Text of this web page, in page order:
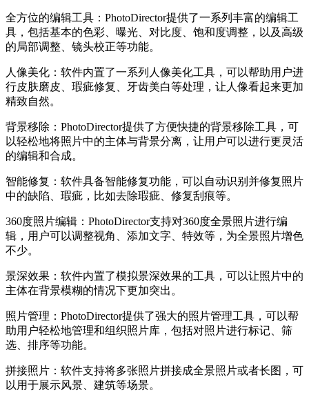
全方位的编辑工具：PhotoDirector提供了一系列丰富的编辑工
具，包括基本的色彩、曝光、对比度、饱和度调整，以及高级
的局部调整、镜头校正等功能。
人像美化：软件内置了一系列人像美化工具，可以帮助用户进
行皮肤磨皮、瑕疵修复、牙齿美白等处理，让人像看起来更加
精致自然。
背景移除：PhotoDirector提供了方便快捷的背景移除工具，可
以轻松地将照片中的主体与背景分离，让用户可以进行更灵活
的编辑和合成。
智能修复：软件具备智能修复功能，可以自动识别并修复照片
中的缺陷、瑕疵，比如去除瑕疵、修复刮痕等。
360度照片编辑：PhotoDirector支持对360度全景照片进行编
辑，用户可以调整视角、添加文字、特效等，为全景照片增色
不少。
景深效果：软件内置了模拟景深效果的工具，可以让照片中的
主体在背景模糊的情况下更加突出。
照片管理：PhotoDirector提供了强大的照片管理工具，可以帮
助用户轻松地管理和组织照片库，包括对照片进行标记、筛
选、排序等功能。
拼接照片：软件支持将多张照片拼接成全景照片或者长图，可
以用于展示风景、建筑等场景。